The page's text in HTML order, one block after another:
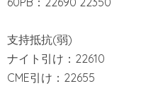
支持抵抗(弱)
ナイト引け：22610
CME引け：22655